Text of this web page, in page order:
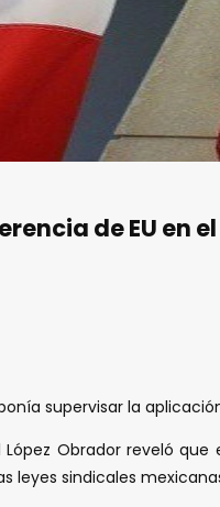
de EU en
supervisar la
López Obrador reveló
leyes sindicales